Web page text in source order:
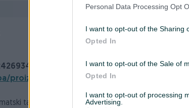
Personal Data Processing Opt
I want to opt-out of the Sharing
Opted In
I want to opt-out of the Sale of
Opted In
I want to opt-out of processing
Advertising.
proizvod/proizvod-2/
tapetarski pištolj AEROPRO A8016 namijenjen